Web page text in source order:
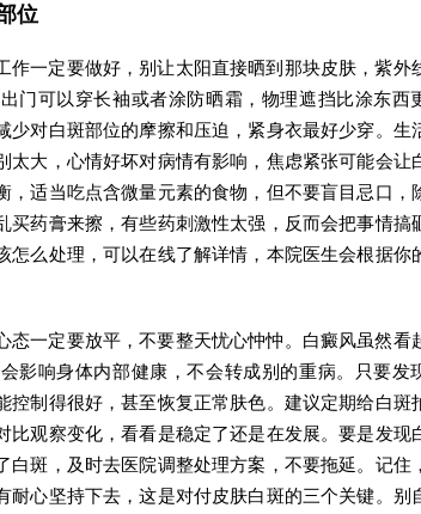
位
作一定要做好，别让太阳直接晒到那块皮肤，紫外
门可以穿长袖或者涂防晒霜，物理遮挡比涂东西
少对白斑部位的摩擦和压迫，紧身衣最好少穿。生
太大，心情好坏对病情有影响，焦虑紧张可能会让
，适当吃点含微量元素的食物，但不要盲目忌口，
买药膏来擦，有些药刺激性太强，反而会把事情搞
怎么处理，可以在线了解详情，本院医生会根据你
态一定要放平，不要整天忧心忡忡。白癜风虽然看
影响身体内部健康，不会转成别的重病。只要发
控制得很好，甚至恢复正常肤色。建议定期给白斑
比观察变化，看看是稳定了还是在发展。要是发现
白斑，及时去医院调整处理方案，不要拖延。记住
耐心坚持下去，这是对付皮肤白斑的三个关键。别